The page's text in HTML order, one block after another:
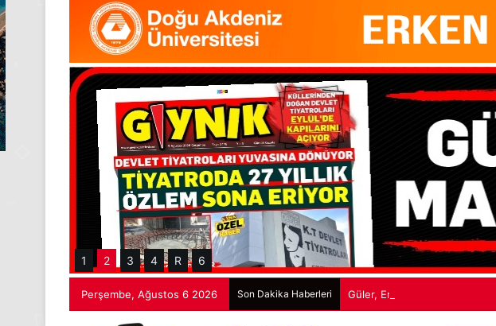
1 2 3 4 R 6
Perşembe, Ağustos 6 2026 Son Dakika Haberleri Güler, Ertuğruloğlu ile görüştü